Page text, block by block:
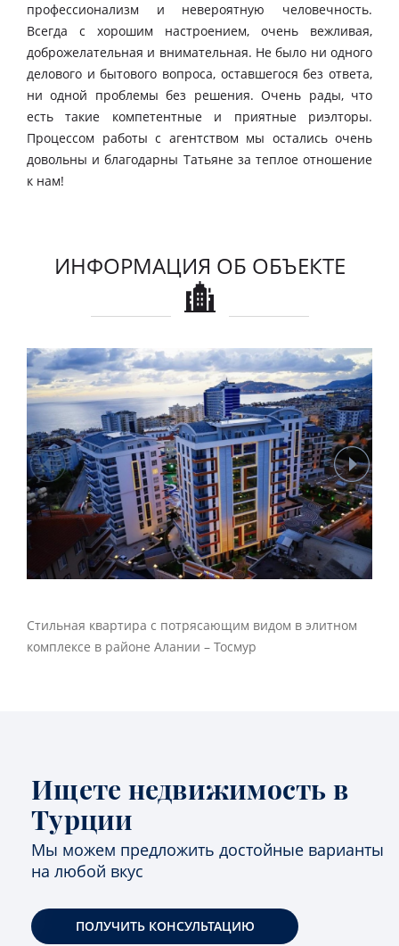
профессионализм и невероятную человечность.
Всегда с хорошим настроением, очень вежливая,
доброжелательная и внимательная. Не было ни одного
делового и бытового вопроса, оставшегося без ответа,
ни одной проблемы без решения. Очень рады, что
есть такие компетентные и приятные риэлторы.
Процессом работы с агентством мы остались очень
довольны и благодарны Татьяне за теплое отношение
к нам!
ИНФОРМАЦИЯ ОБ ОБЪЕКТЕ
Стильная квартира с потрясающим видом в элитном
комплексе в районе Алании – Тосмур
Ищете недвижимость в
Турции
Мы можем предложить достойные варианты
на любой вкус
ПОЛУЧИТЬ КОНСУЛЬТАЦИЮ